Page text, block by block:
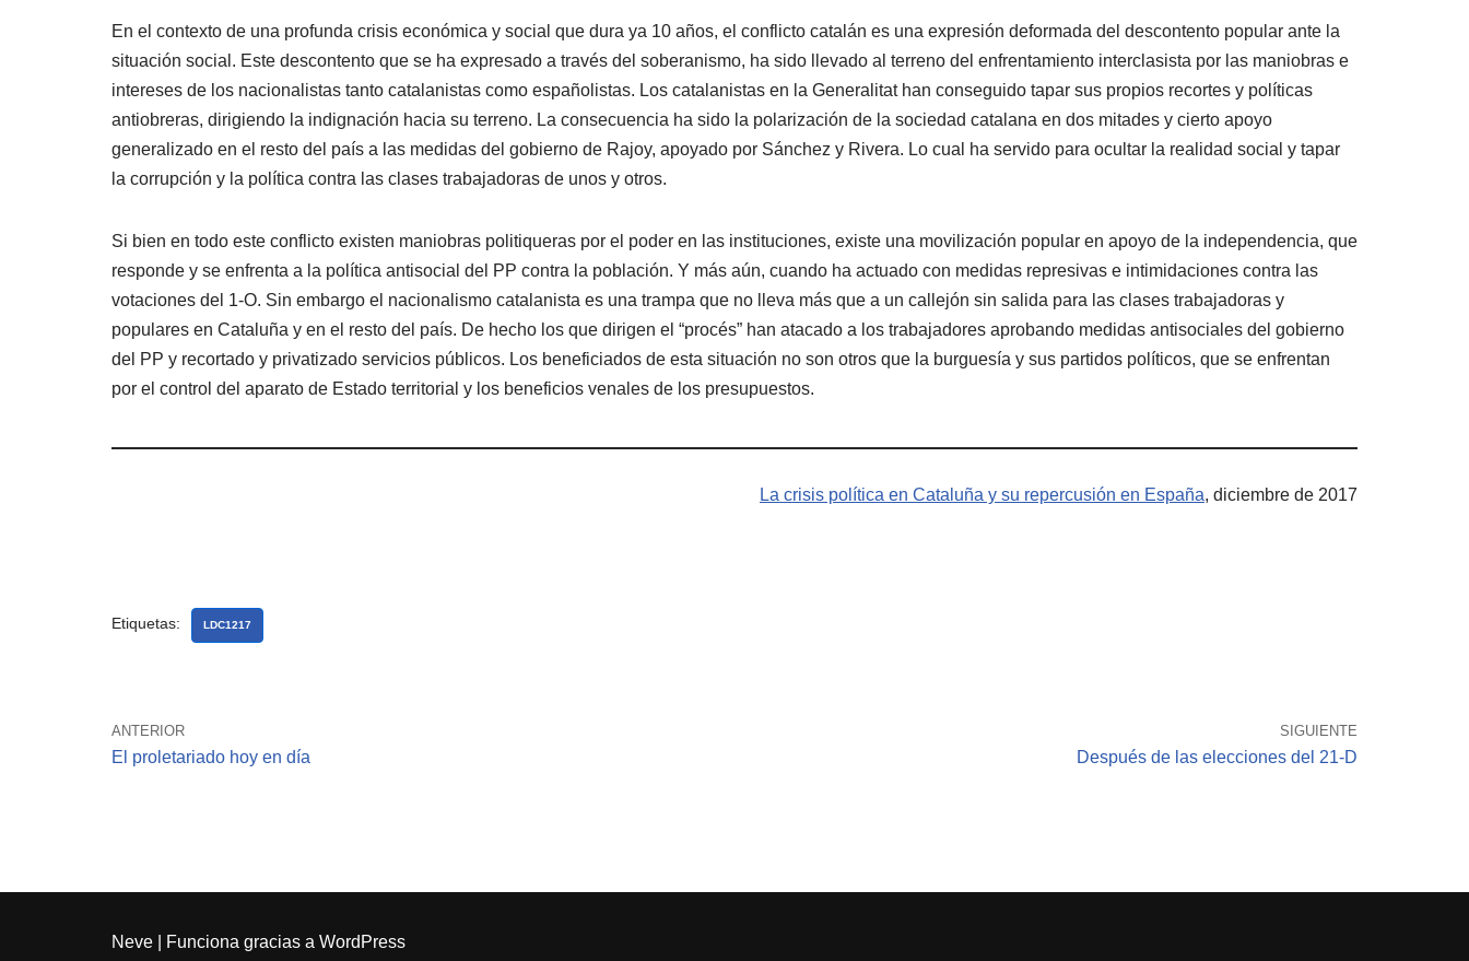
En el contexto de una profunda crisis económica y social que dura ya 10 años, el conflicto catalán es una expresión deformada del descontento popular ante la
situación social. Este descontento que se ha expresado a través del soberanismo, ha sido llevado al terreno del enfrentamiento interclasista por las maniobras e
intereses de los nacionalistas tanto catalanistas como españolistas. Los catalanistas en la Generalitat han conseguido tapar sus propios recortes y políticas
antiobreras, dirigiendo la indignación hacia su terreno. La consecuencia ha sido la polarización de la sociedad catalana en dos mitades y cierto apoyo
generalizado en el resto del país a las medidas del gobierno de Rajoy, apoyado por Sánchez y Rivera. Lo cual ha servido para ocultar la realidad social y tapar
la corrupción y la política contra las clases trabajadoras de unos y otros.
Si bien en todo este conflicto existen maniobras politiqueras por el poder en las instituciones, existe una movilización popular en apoyo de la independencia, que
responde y se enfrenta a la política antisocial del PP contra la población. Y más aún, cuando ha actuado con medidas represivas e intimidaciones contra las
votaciones del 1-O. Sin embargo el nacionalismo catalanista es una trampa que no lleva más que a un callejón sin salida para las clases trabajadoras y
populares en Cataluña y en el resto del país. De hecho los que dirigen el “procés” han atacado a los trabajadores aprobando medidas antisociales del gobierno
del PP y recortado y privatizado servicios públicos. Los beneficiados de esta situación no son otros que la burguesía y sus partidos políticos, que se enfrentan
por el control del aparato de Estado territorial y los beneficios venales de los presupuestos.
La crisis política en Cataluña y su repercusión en España, diciembre de 2017
Etiquetas: LDC1217
ANTERIOR
El proletariado hoy en día
SIGUIENTE
Después de las elecciones del 21-D
Neve | Funciona gracias a WordPress